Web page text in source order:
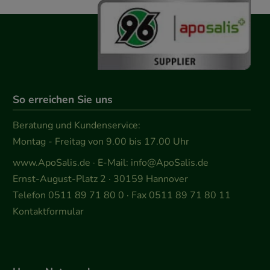
So erreichen Sie uns
Beratung und Kundenservice:
Montag - Freitag von 9.00 bis 17.00 Uhr
www.ApoSalis.de · E-Mail: info@ApoSalis.de
Ernst-August-Platz 2 · 30159 Hannover
Telefon 0511 89 71 80 0 · Fax 0511 89 71 80 11
Kontaktformular